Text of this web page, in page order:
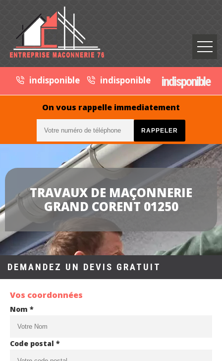
indisponible indisponible indisponible
On vous rappelle immediatement
TRAVAUX DE MAÇONNERIE
GRAND CORENT 01250
DEMANDEZ UN DEVIS GRATUIT
Vos coordonnées
Nom *
Code postal *